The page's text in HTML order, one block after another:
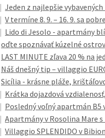
| Jeden z najlepšie
| V termíne 8. 9. – 16. 9. sa
| Lido di Jesolo - apartmány
oďte spoznávať kúzelné
LAST MINUTE zľava 20 % na
Náš dnešný tip – villaggio
Sicília - krásne pláže,
| Krátka dojazdová
| Posledný voľný apartmán B5
| Apartmány v Rosolina Mare
| Villaggio SPLENDIDO v